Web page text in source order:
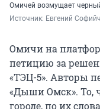
Омичей возмущает
Источник: Евгений
Омичи на
петицию за
«ТЭЦ-5». Авторы
«Дыши Омск». То,
городе, по их